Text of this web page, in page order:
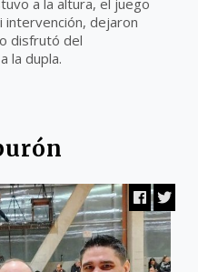
a la altura, el juego
intervención, dejaron
disfrutó del
la dupla.